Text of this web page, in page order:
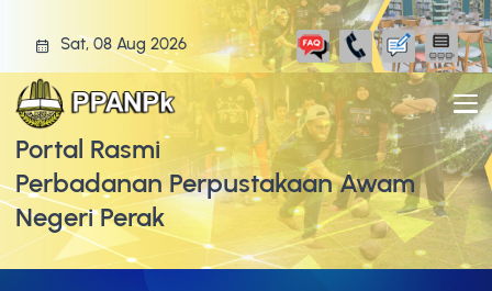
Sat, 08 Aug 2026
Portal Rasmi
Perbadanan Perpustakaan Awam
Negeri Perak